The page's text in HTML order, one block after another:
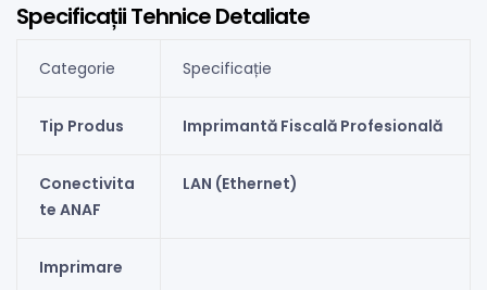
Specificații Tehnice Detaliate
Categorie Specificație
Tip Produs Imprimantă Fiscală Profesională
Conectivita
te ANAF
LAN (Ethernet)
Imprimare